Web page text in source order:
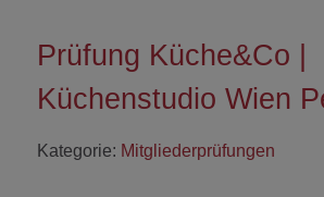
Prüfung Küche&Co |
Küchenstudio Wien
Kategorie: Mitgliederprüfungen